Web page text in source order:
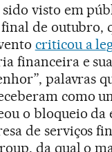
sido visto em
de outubro,
criticou a
financeira e
palavras
como
o bloqueio da
de serviços
da qual o